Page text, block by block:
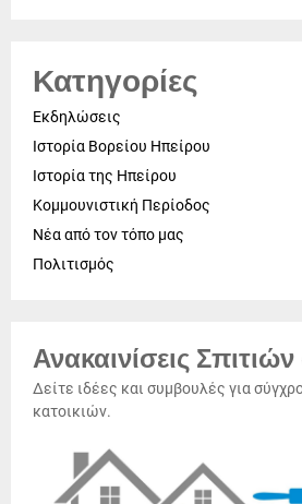
Κατηγορίες
Εκδηλώσεις
Ιστορία Βορείου Ηπείρου
Ιστορία της Ηπείρου
Κομμουνιστική Περίοδος
Νέα από τον τόπο μας
Πολιτισμός
Ανακαινίσεις
Δείτε ιδέες και συμβουλές για
κατοικιών.